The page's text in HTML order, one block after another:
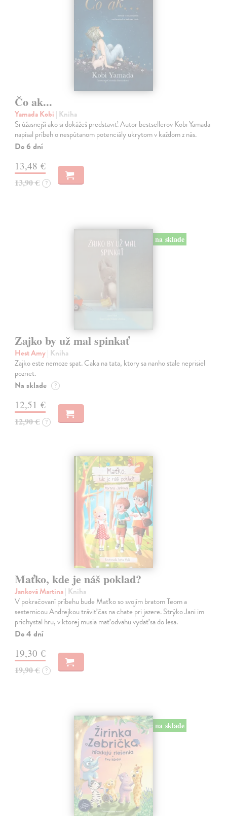
Čo ak...
Yamada Kobi | Kniha
Si úžasnejší ako si dokážeš predstaviť. Autor bestsellerov Kobi Yamada
napísal príbeh o nespútanom potenciály ukrytom v každom z nás.
Do 6 dní
13,48 €
13,90 € ?
na sklade
Zajko by už mal spinkať
Hest Amy| Kniha
Zajko este nemoze spat. Caka na tata, ktory sa nanho stale neprisiel
pozriet.
Na sklade ?
12,51 €
12,90 € ?
Maťko, kde je náš poklad?
Janková Martina| Kniha
V pokračovaní príbehu bude Maťko so svojím bratom Teom a
sesternicou Andrejkou tráviť čas na chate pri jazere. Strýko Jani im
prichystal hru, v ktorej musia mať odvahu vydať sa do lesa.
Do 4 dní
19,30 €
19,90 € ?
na sklade